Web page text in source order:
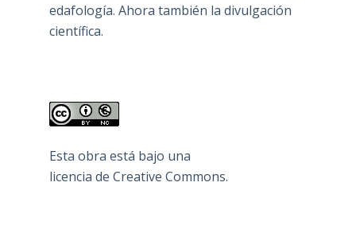
edafología. Ahora también la divulgación
científica.
Esta obra está bajo una
licencia de Creative Commons.